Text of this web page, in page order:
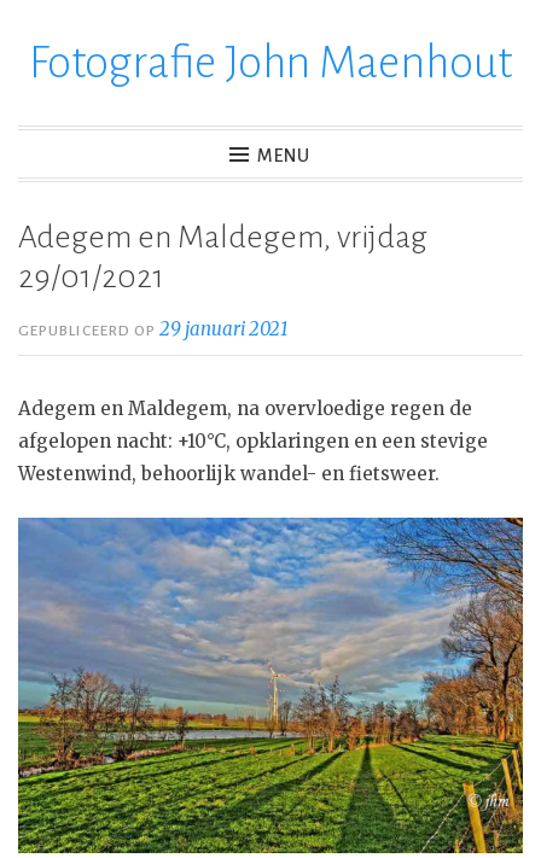
verderFotografie John Maenhout
MENU
Adegem en Maldegem, vrijdag
29/01/2021
GEPUBLICEERD OP29 januari 2021
Adegem en Maldegem, na overvloedige regen de
afgelopen nacht: +10°C, opklaringen en een stevige
Westenwind, behoorlijk wandel- en fietsweer.